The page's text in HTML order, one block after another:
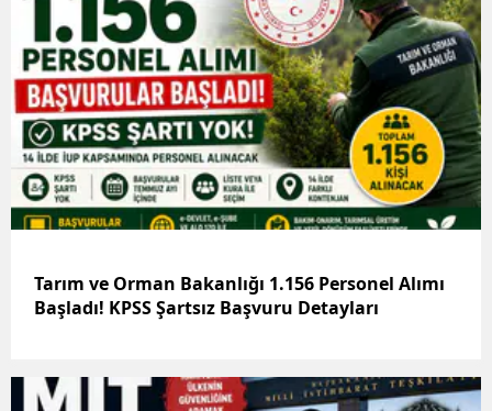
Tarım ve Orman Bakanlığı 1.156 Personel Alımı
Başladı! KPSS Şartsız Başvuru Detayları